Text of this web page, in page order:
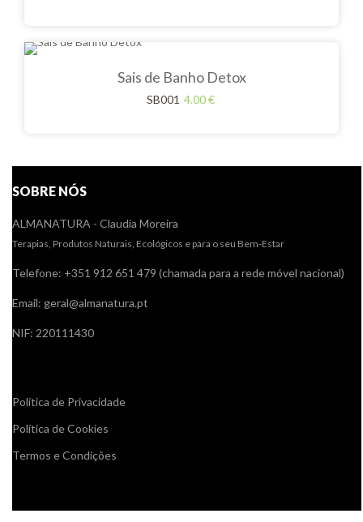
Sais de Banho Detox
SB001 4.00€
SOBRE NÓS
ALMANATURA - Claudia Moreira
Terapias, Produtos Naturais, Ecológicos e para o seu Bem-Estar
Telefone: +351 912 651 479 (chamada para a rede móvel nacional)
Email: geral@almanatura.pt
NIF: 220111430
Política de Privacidade
Política de Cookies
Termos e Condições